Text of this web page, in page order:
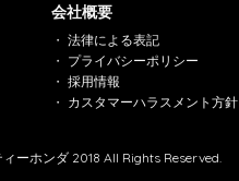
会社概要
法律による表記
プライバシーポリシー
採用情報
カスタマーハラスメント方針
ーホンダ 2018 All Rights Reserved.